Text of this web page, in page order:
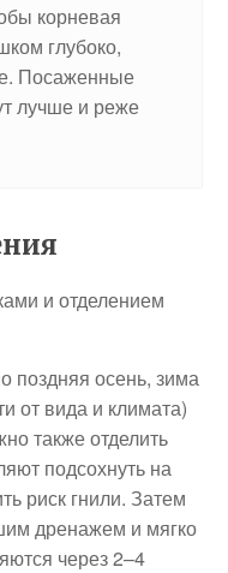
корневая
глубоко,
Посаженные
лучше и реже
и отделением
поздняя осень, зима
от вида и климата)
также отделить
подсохнуть на
риск гнили. Затем
дренажем и мягко
через 2–4